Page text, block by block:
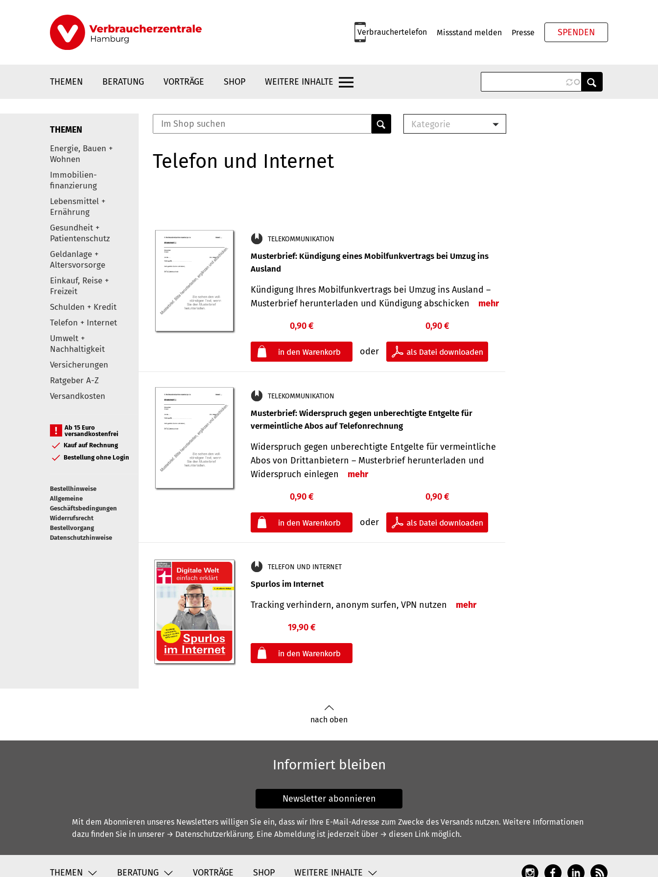
Verbrauchertelefon Missstand melden Presse SPENDEN
THEMEN BERATUNG VORTRÄGE SHOP WEITERE INHALTE
Elemente
THEMEN
Energie, Bauen +
Wohnen
Immobilien-
finanzierung
Lebensmittel +
Ernährung
Gesundheit +
Patientenschutz
Geldanlage +
Altersvorsorge
Einkauf, Reise +
Freizeit
Schulden + Kredit
Telefon + Internet
Umwelt +
Nachhaltigkeit
Versicherungen
Ratgeber A-Z
Versandkosten
Ab 15 Euro
versandkostenfrei
Kauf auf Rechnung
Bestellung ohne Login
Bestellhinweise
Allgemeine
Geschäftsbedingungen
Widerrufsrecht
Bestellvorgang
Datenschutzhinweise
Kategorie
Telefon und Internet
TELEKOMMUNIKATION
Musterbrief: Kündigung eines Mobilfunkvertrags bei Umzug ins
Ausland
Kündigung Ihres Mobilfunkvertrags bei Umzug ins Ausland –
Musterbrief herunterladen und Kündigung abschicken
mehr
0,90 €
oder
0,90 €
TELEKOMMUNIKATION
Musterbrief: Widerspruch gegen unberechtigte Entgelte für
vermeintliche Abos auf Telefonrechnung
Widerspruch gegen unberechtigte Entgelte für vermeintliche
Abos von Drittanbietern – Musterbrief herunterladen und
Widerspruch einlegen
mehr
0,90 €
oder
0,90 €
TELEFON UND INTERNET
Spurlos im Internet
Tracking verhindern, anonym surfen, VPN nutzen mehr
19,90 €
nach oben
Informiert bleiben
Newsletter abonnieren
Mit dem Abonnieren unseres Newsletters willigen Sie ein, dass wir Ihre E-Mail-Adresse zum Zwecke des Versands nutzen. Weitere Informationen
dazu finden Sie in unserer → Datenschutzerklärung. Eine Abmeldung ist jederzeit über → diesen Link möglich.
THEMEN BERATUNG VORTRÄGE SHOP WEITERE INHALTE